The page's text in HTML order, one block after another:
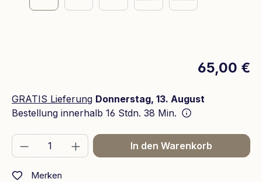
65,00 €
GRATIS Lieferung Donnerstag, 13. August
Bestellung innerhalb 16 Stdn. 38 Min.
Produkt Anzahl: Gib den gewünschten
In den Warenkorb
Merken